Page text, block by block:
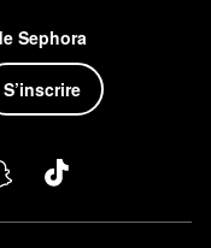
Sephora
S’inscrire